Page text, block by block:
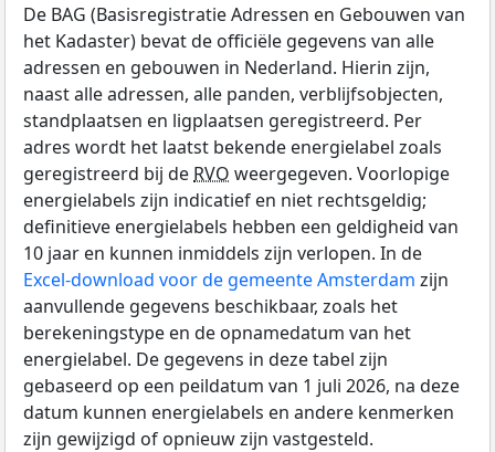
De BAG (Basisregistratie Adressen en Gebouwen van
het Kadaster) bevat de officiële gegevens van alle
adressen en gebouwen in Nederland. Hierin zijn,
naast alle adressen, alle panden, verblijfsobjecten,
standplaatsen en ligplaatsen geregistreerd. Per
adres wordt het laatst bekende energielabel zoals
geregistreerd bij de RVO weergegeven. Voorlopige
energielabels zijn indicatief en niet rechtsgeldig;
definitieve energielabels hebben een geldigheid van
10 jaar en kunnen inmiddels zijn verlopen. In de
Excel-download voor de gemeente Amsterdam zijn
aanvullende gegevens beschikbaar, zoals het
berekeningstype en de opnamedatum van het
energielabel. De gegevens in deze tabel zijn
gebaseerd op een peildatum van 1 juli 2026, na deze
datum kunnen energielabels en andere kenmerken
zijn gewijzigd of opnieuw zijn vastgesteld.